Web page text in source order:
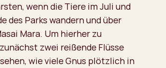
wenn die Tiere im Juli und
des Parks wandern und über
Mara. Um hierher zu
zwei reißende Flüsse
wie viele Gnus plötzlich in